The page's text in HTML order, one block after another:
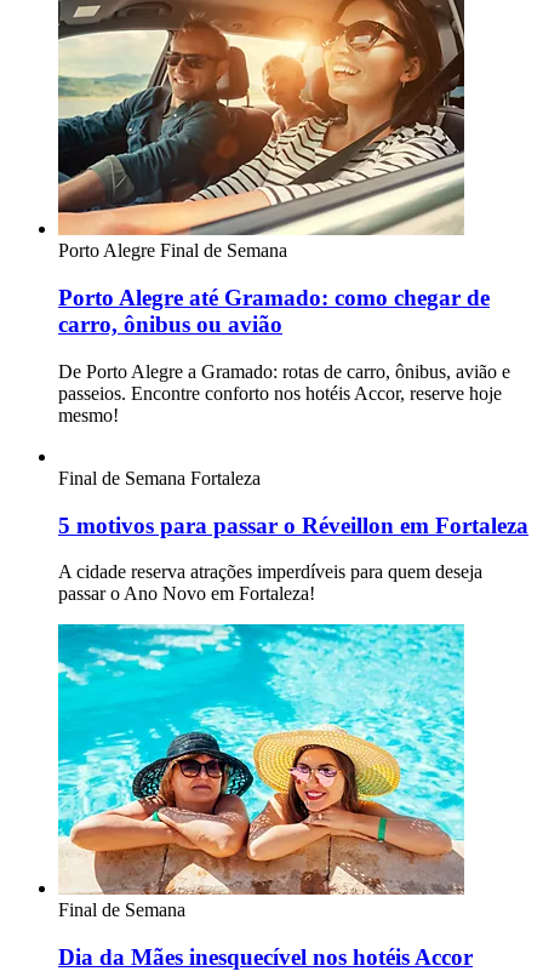
Porto Alegre Final de Semana
Porto Alegre até Gramado: como chegar de
carro, ônibus ou avião
De Porto Alegre a Gramado: rotas de carro, ônibus, avião e
passeios. Encontre conforto nos hotéis Accor, reserve hoje
mesmo!
Final de Semana Fortaleza
5 motivos para passar o Réveillon em Fortaleza
A cidade reserva atrações imperdíveis para quem deseja
passar o Ano Novo em Fortaleza!
Final de Semana
Dia da Mães inesquecível nos hotéis Accor